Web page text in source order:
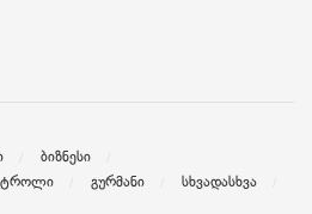
ბიზნესი
გურმანი
სხვადასხვა